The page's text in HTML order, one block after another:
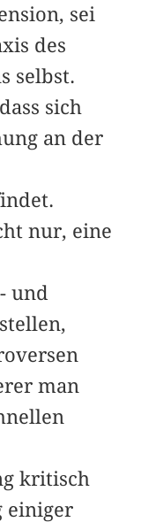
sei
des
selbst.
sich
an der
nur, eine
und
man
kritisch
einiger